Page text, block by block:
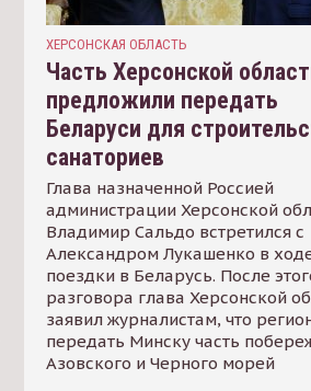
ХЕРСОНСКАЯ ОБЛАСТЬ
Часть Херсонской
предложили передать
Беларуси для
санаториев
Глава назначенной Россией
администрации Херсонской
Владимир Сальдо встретился с
Александром Лукашенко в
поездки в Беларусь. После
разговора глава Херсонской
заявил журналистам, что
передать Минску часть
Азовского и Черного морей